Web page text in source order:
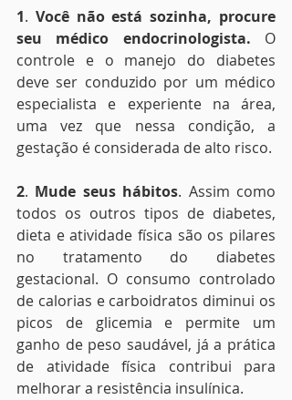
1. Você não está sozinha, procure
seu médico endocrinologista. O
controle e o manejo do diabetes
deve ser conduzido por um médico
especialista e experiente na área,
uma vez que nessa condição, a
gestação é considerada de alto risco.
2. Mude seus hábitos. Assim como
todos os outros tipos de diabetes,
dieta e atividade física são os pilares
no tratamento do diabetes
gestacional. O consumo controlado
de calorias e carboidratos diminui os
picos de glicemia e permite um
ganho de peso saudável, já a prática
de atividade física contribui para
melhorar a resistência insulínica.